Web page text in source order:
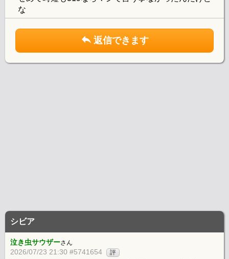
な
返信できます
シビア
泣き虫サウザーさん
2026/07/23 21:30 #5741654 評